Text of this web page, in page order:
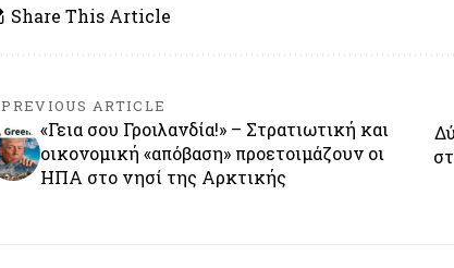
Share This Article
PREVIOUS ARTICLE
«Γεια σου Γροιλανδία!» – Στρατιωτική και
οικονομική «απόβαση» προετοιμάζουν οι
ΗΠΑ στο νησί της Αρκτικής